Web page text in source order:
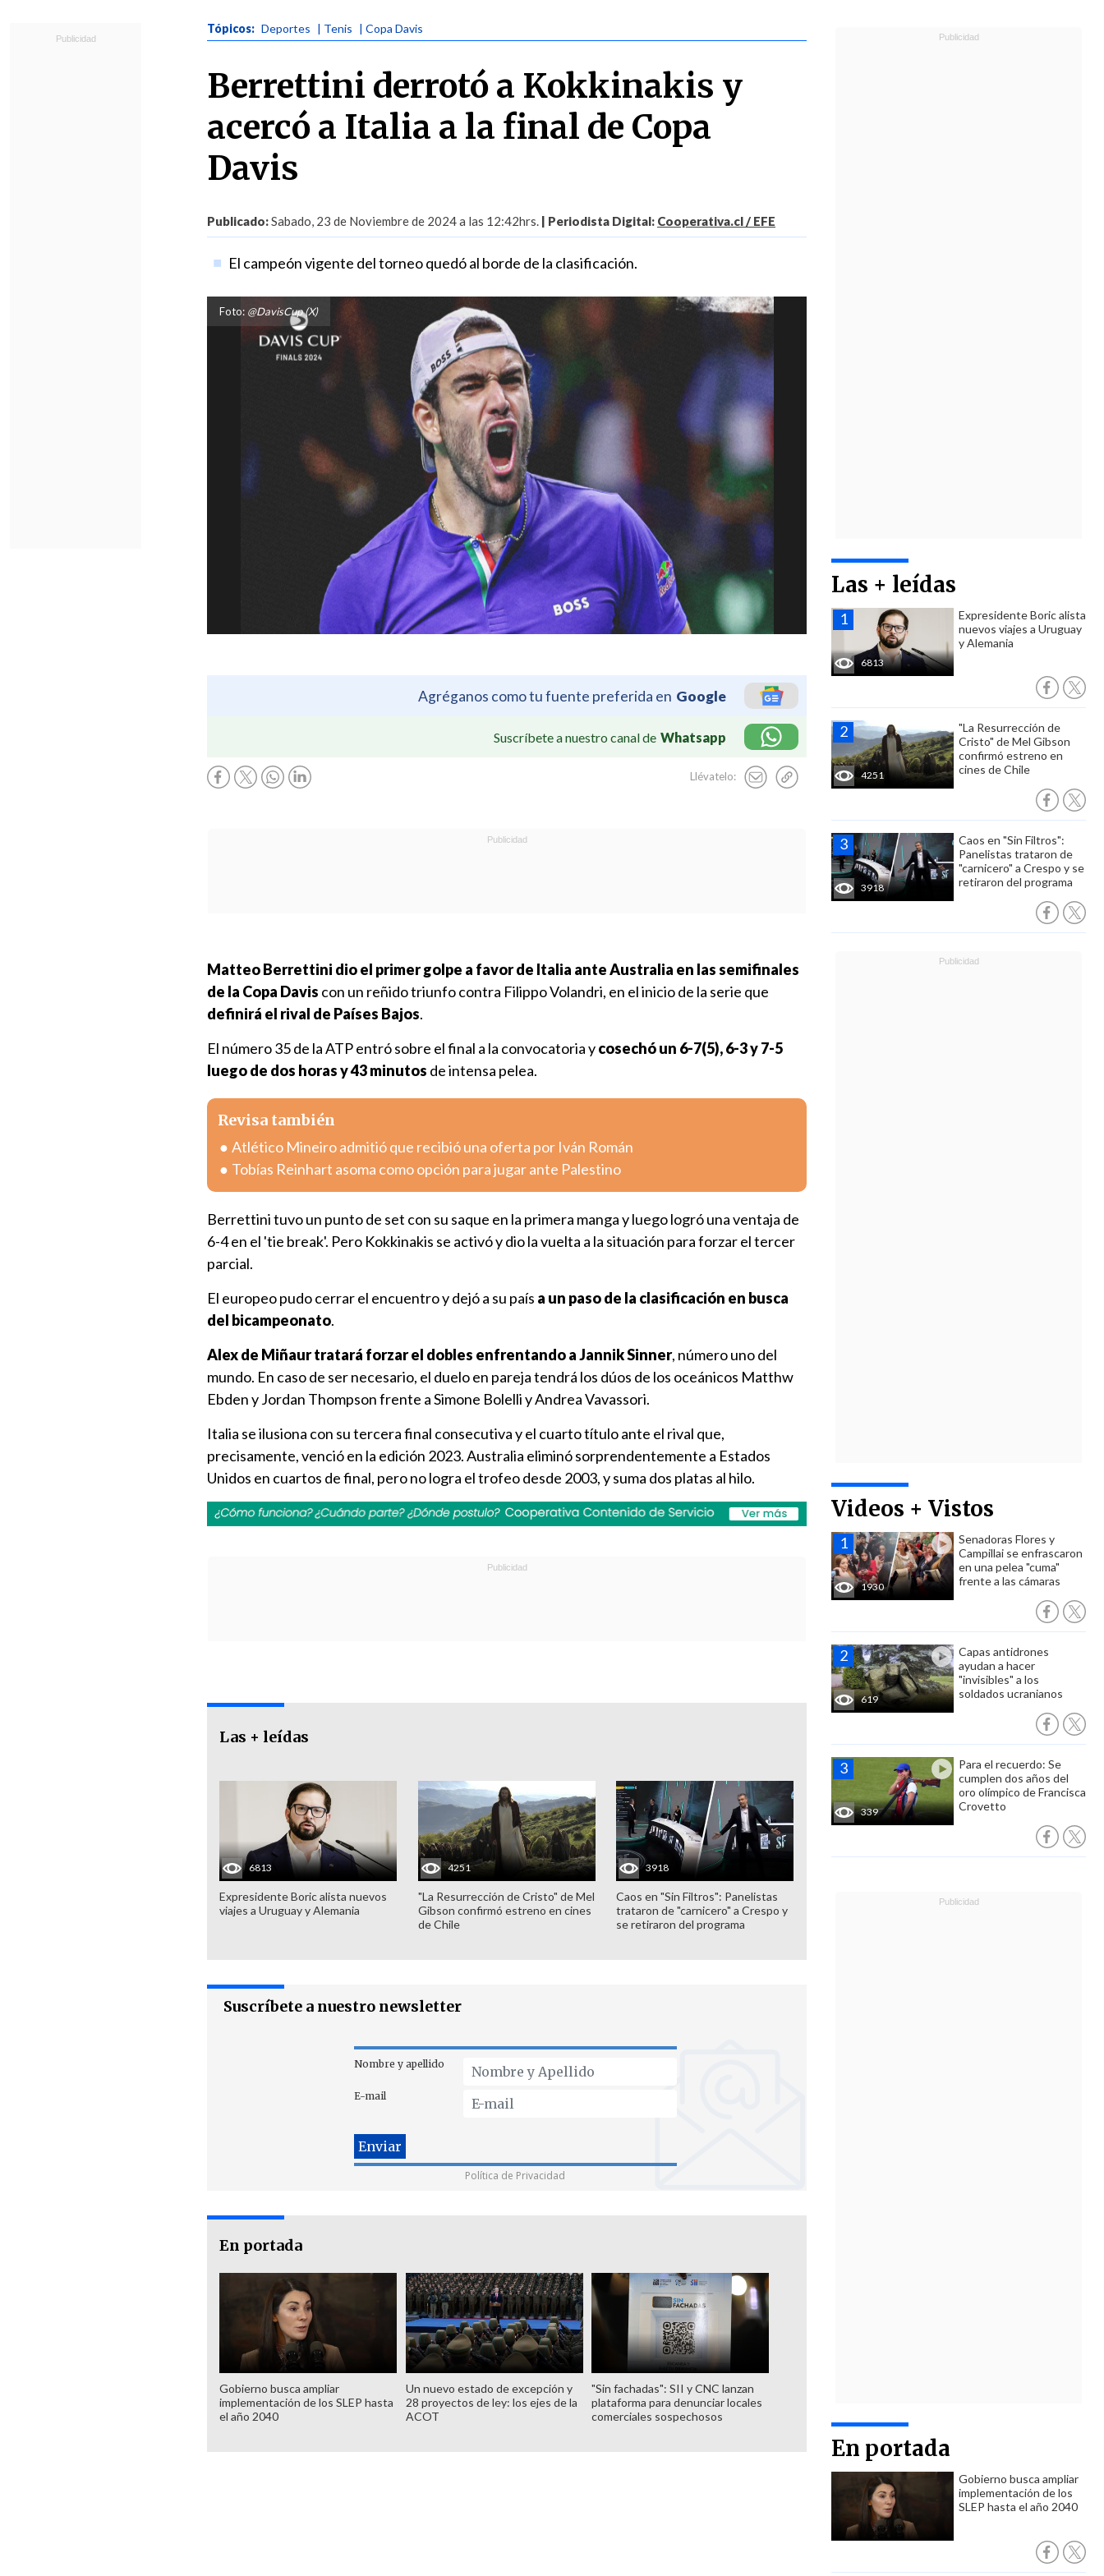
Tópicos: Deportes | Tenis | Copa Davis
Berrettini derrotó a Kokkinakis y
acercó a Italia a la final de Copa
Davis
Publicado:Sabado, 23 de Noviembre de 2024 a las 12:42hrs. | Periodista Digital: Cooperativa.cl / EFE
El campeón vigente del torneo quedó al borde de la clasificación.
Foto: @DavisCup (X)
Agréganos como tu fuente preferida en Google
Suscríbete a nuestro canal de Whatsapp
Llévatelo:
Las + leídas
6813
Expresidente Boric alista
nuevos viajes a Uruguay
y Alemania
4251
"La Resurrección de
Cristo" de Mel Gibson
confirmó estreno en
cines de Chile
3918
Caos en "Sin Filtros":
Panelistas trataron de
"carnicero" a Crespo y se
retiraron del programa
Videos + Vistos
1930
Senadoras Flores y
Campillai se enfrascaron
en una pelea "cuma"
frente a las cámaras
619
Capas antidrones
ayudan a hacer
"invisibles" a los
soldados ucranianos
339
Para el recuerdo: Se
cumplen dos años del
oro olímpico de Francisca
Crovetto
En portada
Gobierno busca ampliar
implementación de los
SLEP hasta el año 2040
Matteo Berrettini dio el primer golpe a favor de Italia ante Australia en las semifinales
de la Copa Davis con un reñido triunfo contra Filippo Volandri, en el inicio de la serie que
definirá el rival de Países Bajos.
El número 35 de la ATP entró sobre el final a la convocatoria ycosechó un 6-7(5), 6-3 y 7-5
luego de dos horas y 43 minutos de intensa pelea.
Revisa también
Atlético Mineiro admitió que recibió una oferta por Iván Román
Tobías Reinhart asoma como opción para jugar ante Palestino
Berrettini tuvo un punto de set con su saque en la primera manga y luego logró una ventaja de
6-4 en el 'tie break'. Pero Kokkinakis se activó y dio la vuelta a la situación para forzar el tercer
parcial.
El europeo pudo cerrar el encuentro y dejó a su país a un paso de la clasificación en busca
del bicampeonato.
Alex de Miñaur tratará forzar el dobles enfrentando a Jannik Sinner, número uno del
mundo. En caso de ser necesario, el duelo en pareja tendrá los dúos de los oceánicos Matthw
Ebden y Jordan Thompson frente a Simone Bolelli y Andrea Vavassori.
Italia se ilusiona con su tercera final consecutiva y el cuarto título ante el rival que,
precisamente, venció en la edición 2023. Australia eliminó sorprendentemente a Estados
Unidos en cuartos de final, pero no logra el trofeo desde 2003, y suma dos platas al hilo.
Las + leídas
6813
Expresidente Boric alista nuevos
viajes a Uruguay y Alemania
4251
"La Resurrección de Cristo" de Mel
Gibson confirmó estreno en cines
de Chile
3918
Caos en "Sin Filtros": Panelistas
trataron de "carnicero" a Crespo y
se retiraron del programa
Suscríbete a nuestro newsletter
Nombre y apellido
E-mail
Política de Privacidad
En portada
Gobierno busca ampliar
implementación de los SLEP hasta
el año 2040
Un nuevo estado de excepción y
28 proyectos de ley: los ejes de la
ACOT
"Sin fachadas": SII y CNC lanzan
plataforma para denunciar locales
comerciales sospechosos